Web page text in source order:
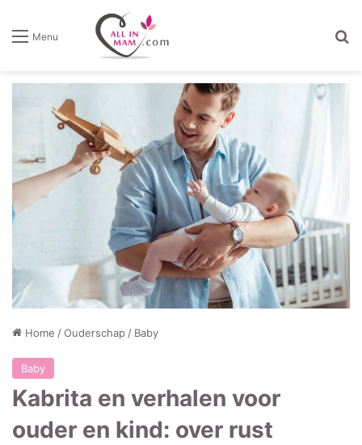
Menu
Home /Ouderschap/ Baby
Baby
Kabrita en verhalen voor
ouder en kind: over rust